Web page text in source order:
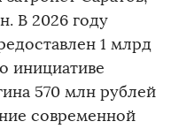
В 2026 году
1 млрд
инициативе
570 млн рублей
современной